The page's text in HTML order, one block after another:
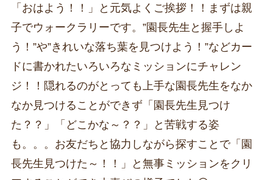
「おはよう！！」と元気よくご挨拶！！まずは親
子でウォークラリーです。”園長先生と握手しよ
う！”や”きれいな落ち葉を見つけよう！”などカー
ドに書かれたいろいろなミッションにチャレン
ジ！！隠れるのがとっても上手な園長先生をなか
なか見つけることができず「園長先生見つけ
た？？」「どこかな～？？」と苦戦する姿
も。。。お友だちと協力しながら探すことで「園
長先生見つけた～！！」と無事ミッションをクリ